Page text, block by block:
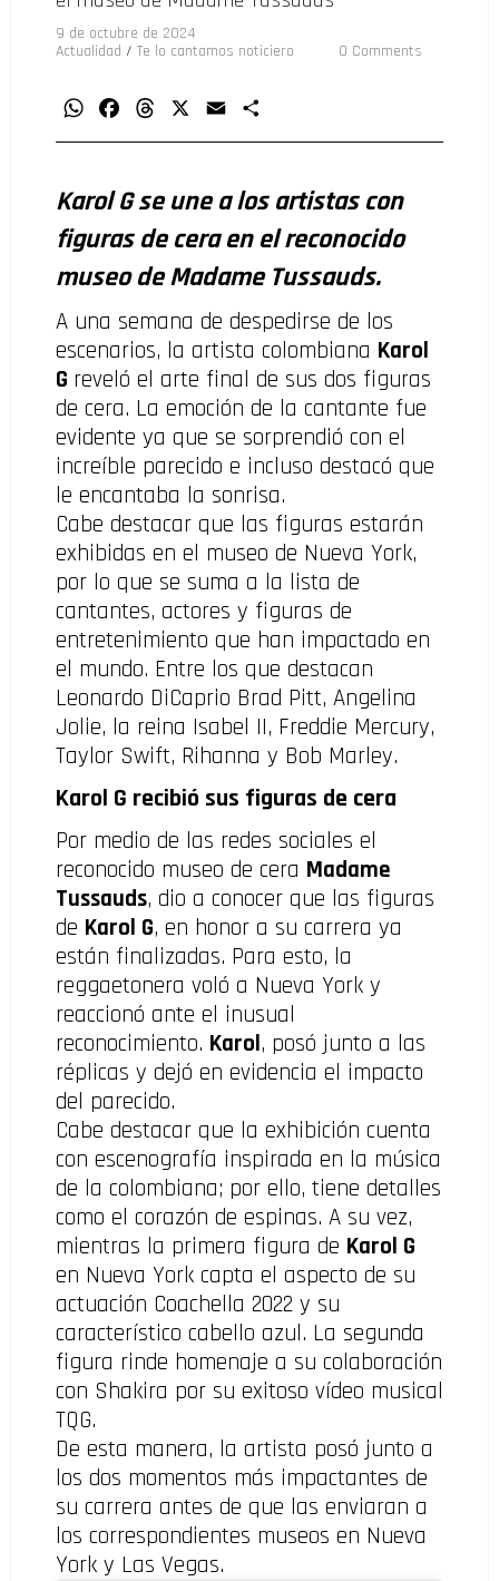
9 de octubre de 2024
Actualidad / Te lo cantamos noticiero 0 Comments
WhatsAppFacebookThreads Email
Karol G se une a los artistas con
figuras de cera en el reconocido
museo de Madame Tussauds.
A una semana de despedirse de los
escenarios, la artista colombiana Karol
G reveló el arte final de sus dos figuras
de cera. La emoción de la cantante fue
evidente ya que se sorprendió con el
increíble parecido e incluso destacó que
le encantaba la sonrisa.
Cabe destacar que las figuras estarán
exhibidas en el museo de Nueva York,
por lo que se suma a la lista de
cantantes, actores y figuras de
entretenimiento que han impactado en
el mundo. Entre los que destacan
Leonardo DiCaprio Brad Pitt, Angelina
Jolie, la reina Isabel II, Freddie Mercury,
Taylor Swift, Rihanna y Bob Marley.
Karol G recibió sus figuras de cera
Por medio de las redes sociales el
reconocido museo de cera Madame
Tussauds, dio a conocer que las figuras
de Karol G, en honor a su carrera ya
están finalizadas. Para esto, la
reggaetonera voló a Nueva York y
reaccionó ante el inusual
reconocimiento. Karol, posó junto a las
réplicas y dejó en evidencia el impacto
del parecido.
Cabe destacar que la exhibición cuenta
con escenografía inspirada en la música
de la colombiana; por ello, tiene detalles
como el corazón de espinas. A su vez,
mientras la primera figura de Karol G
en Nueva York capta el aspecto de su
actuación Coachella 2022 y su
característico cabello azul. La segunda
figura rinde homenaje a su colaboración
con Shakira por su exitoso vídeo musical
TQG.
De esta manera, la artista posó junto a
los dos momentos más impactantes de
su carrera antes de que las enviaran a
los correspondientes museos en Nueva
York y Las Vegas.